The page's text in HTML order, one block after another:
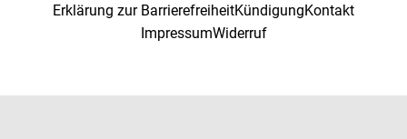
Erklärung zur BarrierefreiheitKündigungKontakt
ImpressumWiderruf